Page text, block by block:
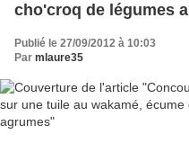
cho'croq de légumes
Publié le 27/09/2012 à 10:03
Par mlaure35